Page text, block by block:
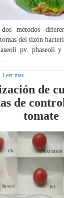
dos métodos
del tizón
pv. phaseoli
Leer mas...
de
de
tomate